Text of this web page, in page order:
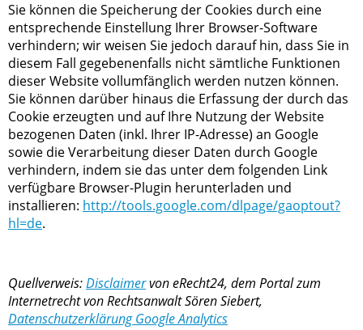
Sie können die Speicherung der Cookies durch eine
entsprechende Einstellung Ihrer Browser-Software
verhindern; wir weisen Sie jedoch darauf hin, dass Sie in
diesem Fall gegebenenfalls nicht sämtliche Funktionen
dieser Website vollumfänglich werden nutzen können.
Sie können darüber hinaus die Erfassung der durch das
Cookie erzeugten und auf Ihre Nutzung der Website
bezogenen Daten (inkl. Ihrer IP-Adresse) an Google
sowie die Verarbeitung dieser Daten durch Google
verhindern, indem sie das unter dem folgenden Link
verfügbare Browser-Plugin herunterladen und
installieren: http://tools.google.com/dlpage/gaoptout?
hl=de.
Quellverweis:Disclaimervon eRecht24, dem Portal zum
Internetrecht von Rechtsanwalt Sören Siebert,
Datenschutzerklärung Google Analytics